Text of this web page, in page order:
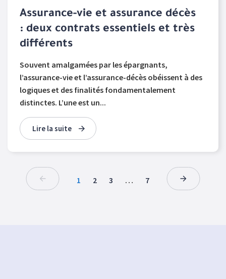
Assurance-vie et assurance décès
: deux contrats essentiels et très
différents
Souvent amalgamées par les épargnants,
l’assurance-vie et l’assurance-décès obéissent à des
logiques et des finalités fondamentalement
distinctes. L’une est un...
Lire la suite
1 2 3 … 7